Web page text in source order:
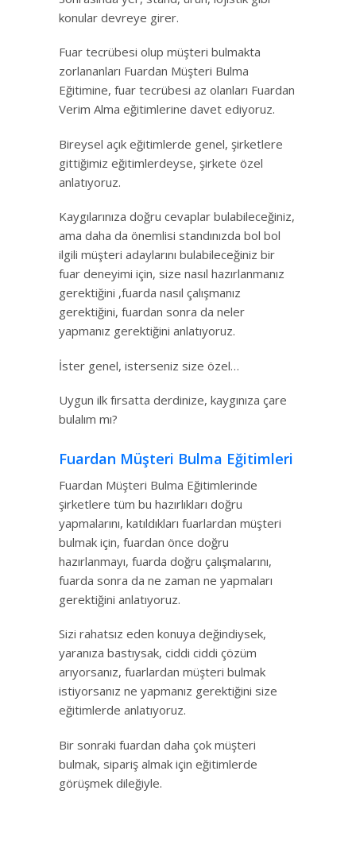
konular devreye girer.
Fuar tecrübesi olup müşteri bulmakta
zorlananları Fuardan Müşteri Bulma
Eğitimine, fuar tecrübesi az olanları Fuardan
Verim Alma eğitimlerine davet ediyoruz.
Bireysel açık eğitimlerde genel, şirketlere
gittiğimiz eğitimlerdeyse, şirkete özel
anlatıyoruz.
Kaygılarınıza doğru cevaplar bulabileceğiniz,
ama daha da önemlisi standınızda bol bol
ilgili müşteri adaylarını bulabileceğiniz bir
fuar deneyimi için, size nasıl hazırlanmanız
gerektiğini ,fuarda nasıl çalışmanız
gerektiğini, fuardan sonra da neler
yapmanız gerektiğini anlatıyoruz.
İster genel, isterseniz size özel…
Uygun ilk fırsatta derdinize, kaygınıza çare
bulalım mı?
Fuardan Müşteri Bulma Eğitimleri
Fuardan Müşteri Bulma Eğitimlerinde
şirketlere tüm bu hazırlıkları doğru
yapmalarını, katıldıkları fuarlardan müşteri
bulmak için, fuardan önce doğru
hazırlanmayı, fuarda doğru çalışmalarını,
fuarda sonra da ne zaman ne yapmaları
gerektiğini anlatıyoruz.
Sizi rahatsız eden konuya değindiysek,
yaranıza bastıysak, ciddi ciddi çözüm
arıyorsanız, fuarlardan müşteri bulmak
istiyorsanız ne yapmanız gerektiğini size
eğitimlerde anlatıyoruz.
Bir sonraki fuardan daha çok müşteri
bulmak, sipariş almak için eğitimlerde
görüşmek dileğiyle.